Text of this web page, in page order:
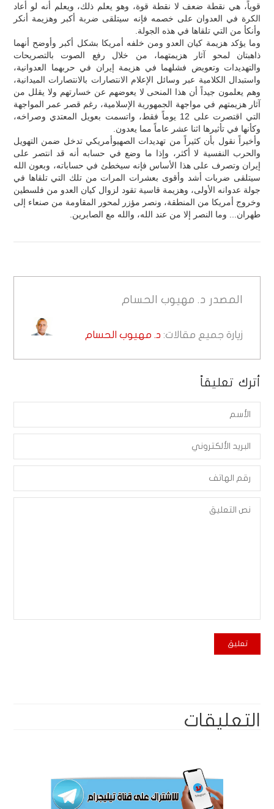
قوياً، هي نقطة ضعف لا نقطة قوة، وهو يعلم ذلك، ويعلم أنه لو أعاد
الكرة في العدوان على خصمه فإنه سيتلقى ضربة أكبر وهزيمة أنكر
وأنكأ من التي تلقاها في هذه الجولة.
وما يؤكد هزيمة كيان العدو ومن خلفه أمريكا بشكل أكبر وأوضح أنهما
ذاهبتان لمحو آثار هزيمتهما، من خلال رفع الصوت بالتصريحات
والتهديدات وتعويض فشلهما في هزيمة إيران في حربهما العدوانية،
واستبدال الكلامية عبر وسائل الإعلام الانتصارات بالانتصارات الميدانية،
وهم يعلمون جيداً أن هذا المنحى لا يعوضهم عن خسارتهم ولا يقلل من
آثار هزيمتهم في مواجهة الجمهورية الإسلامية، رغم قصر عمر المواجهة
التي اقتصرت على 12 يوماً فقط، واتسمت بعويل المعتدي وصراخه،
وكأنها في تأثيرها اثنا عشر عاماً مما يعدون.
وأخيراً نقول بأن كثيراً من تهديدات الصهيوأمريكي تدخل ضمن التهويل
والحرب النفسية لا أكثر، وإذا ما وضع في حسابه أنه قد انتصر على
إيران وتصرف على هذا الأساس فإنه سيخطئ في حساباته، وبعون الله
سيتلقى ضربات أشد وأقوى بعشرات المرات من تلك التي تلقاها في
جولة عدوانه الأولى، وهزيمة قاسية تقود لزوال كيان العدو من فلسطين
وخروج أمريكا من المنطقة، ونصر مؤزر لمحور المقاومة من صنعاء إلى
طهران... وما النصر إلا من عند الله، والله مع الصابرين.
المصدر د. مهيوب الحسام
زيارة جميع مقالات: د. مهيوب الحسام
أترك تعليقاً
التعليقات